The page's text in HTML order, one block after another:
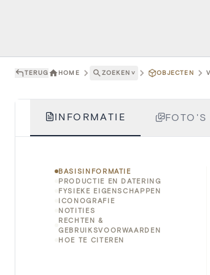
TERUG HOME ZOEKEN ˅ OBJECTEN
INFORMATIE
BASISINFORMATIE
PRODUCTIE EN DATERING
FYSIEKE EIGENSCHAPPEN
ICONOGRAFIE
NOTITIES
RECHTEN &
GEBRUIKSVOORWAARDEN
HOE TE CITEREN